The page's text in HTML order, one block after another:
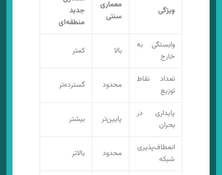
ویژگی
معماری
سنتی
جدید
منطقه‌ای
وابستگی به
خارج
بالا کمتر
تعداد نقاط
توزیع
محدود گسترده‌تر
پایداری در
بحران
پایین‌تر بیشتر
انعطاف‌پذیری
شبکه
محدود بالاتر